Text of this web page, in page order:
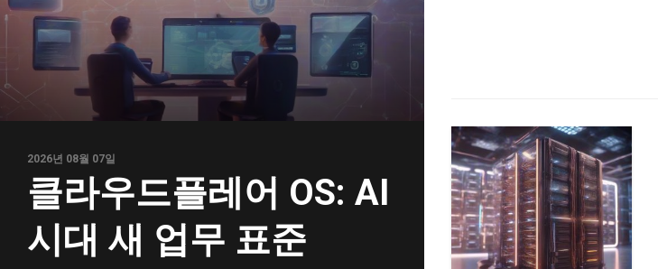
2026년 08월 07일
클라우드플레어 OS: AI
시대 새 업무 표준